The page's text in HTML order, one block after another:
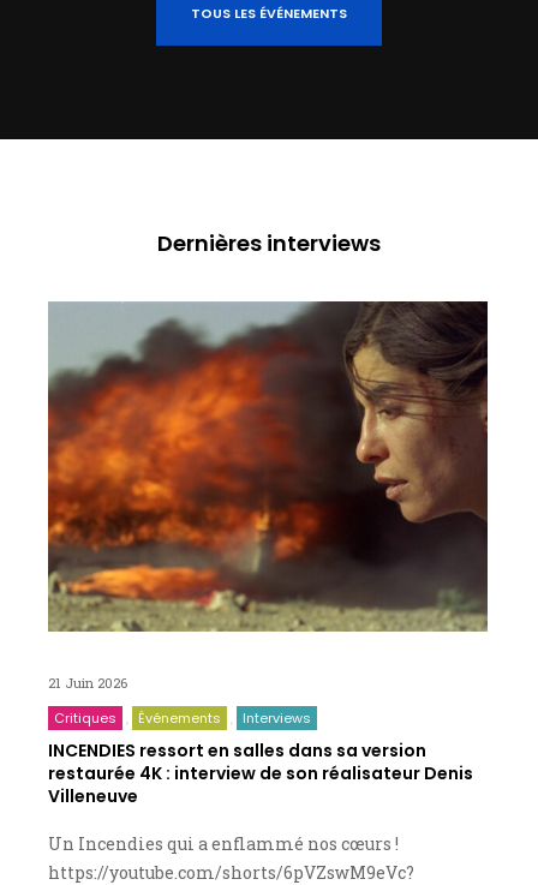
TOUS LES ÉVÉNEMENTS
Dernières interviews
21 Juin 2026
Critiques Événements Interviews
INCENDIES ressort en salles dans sa version
restaurée 4K : interview de son réalisateur Denis
Villeneuve
Un Incendies qui a enflammé nos cœurs !
https://youtube.com/shorts/6pVZswM9eVc?